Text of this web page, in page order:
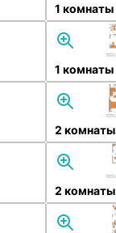
1 комнаты
1 комнаты
2 комнаты
2 комнаты